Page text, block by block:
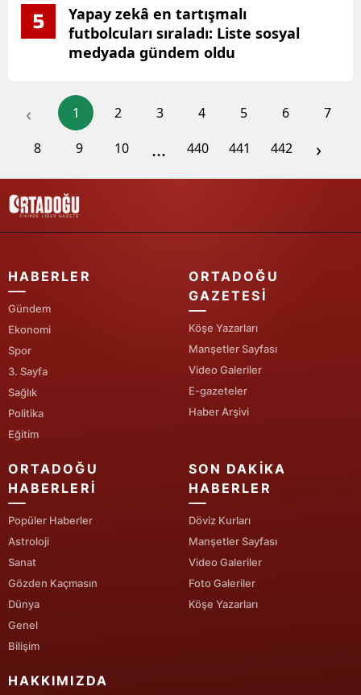
5
Yapay zekâ en tartışmalı
futbolcuları sıraladı: Liste sosyal
medyada gündem oldu
‹ 1 2 3 4 5 6
7
8
9 10 ... 440 441 442 ›
HABERLER
Gündem
Ekonomi
Spor
3. Sayfa
Sağlık
Politika
Eğitim
ORTADOĞU
GAZETESI
Köşe Yazarları
Manşetler Sayfası
Video Galeriler
E-gazeteler
Haber Arşivi
ORTADOĞU
HABERLERI
Popüler Haberler
Astroloji
Sanat
Gözden Kaçmasın
Dünya
Genel
Bilişim
SON DAKIKA
HABERLER
Döviz Kurları
Manşetler Sayfası
Video Galeriler
Foto Galeriler
Köşe Yazarları
HAKKIMIZDA